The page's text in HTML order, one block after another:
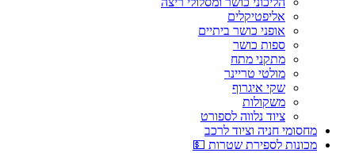
אליפטיקלים
אופני כושר ביתיים
ספות כושר
מתקני מתח
מולטי טריינר
שקי איגרוף
משקולות
ציוד נלווה לספורט
מחסומי חניה וציוד לרכב
מכונות לספירת שטרות 💵